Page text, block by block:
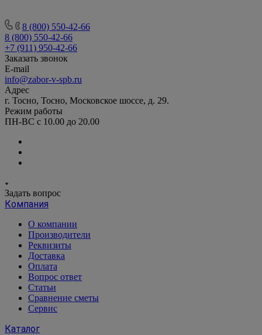
8 (800) 550-42-66
8 (800) 550-42-66
+7 (911) 950-42-66
Заказать звонок
E-mail
info@zabor-v-spb.ru
Адрес
г. Тосно, Тосно, Московское шоссе, д. 29.
Режим работы
ПН-ВС с 10.00 до 20.00
Задать вопрос
Компания
О компании
Производители
Реквизиты
Доставка
Оплата
Вопрос ответ
Статьи
Сравнение сметы
Сервис
Каталог